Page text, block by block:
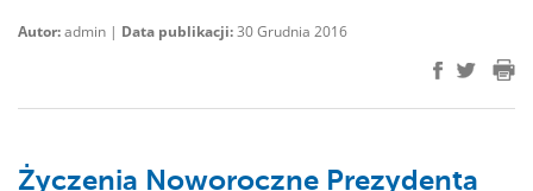
Autor:admin | Data publikacji:30 Grudnia 2016
Życzenia Noworoczne Prezydenta